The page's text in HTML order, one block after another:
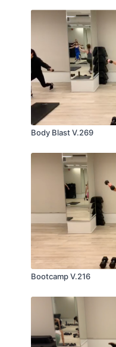
Body Blast V.269
Bootcamp V.216